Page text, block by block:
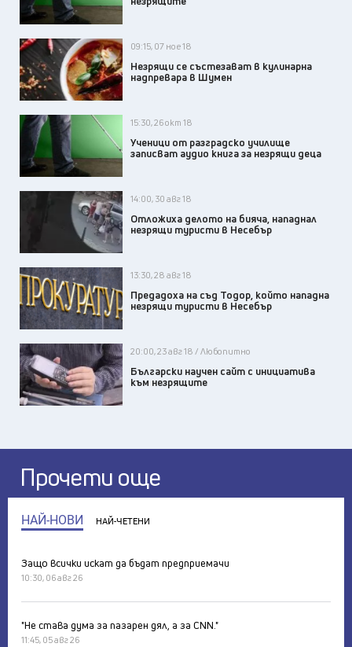
09:15, 07 ное 18
Незрящи се състезават в кулинарна
надпревара в Шумен
15:30, 26 окт 18
Ученици от разградско училище
записват аудио книга за незрящи деца
14:00, 30 авг 18
Отложиха делото на бияча, нападнал
незрящи туристи в Несебър
13:30, 28 авг 18
Предадоха на съд Тодор, който нападна
незрящи туристи в Несебър
20:00, 23 авг 18 / Любопитно
Български научен сайт с инициатива
към незрящите
Прочети още
НАЙ-НОВИ НАЙ-ЧЕТЕНИ
Защо всички искат да бъдат предприемачи
10:30, 06 авг 26
"Не става дума за пазарен дял, а за CNN."
11:45, 05 авг 26